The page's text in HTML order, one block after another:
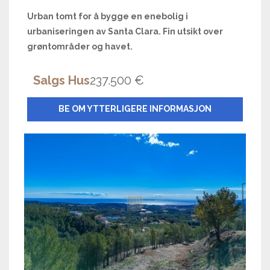
Urban tomt for å bygge en enebolig i
urbaniseringen av Santa Clara. Fin utsikt over
grøntområder og havet.
Salgs Hus237.500 €
BE OM YTTERLIGERE INFORMASJON